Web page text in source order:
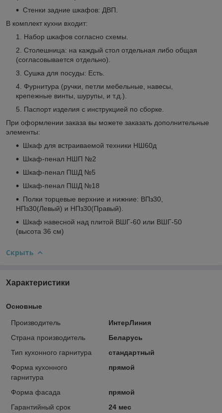
Стенки задние шкафов: ДВП.
В комплект кухни входит:
Набор шкафов согласно схемы.
Столешница: на каждый стол отдельная либо общая
(согласовывается отдельно).
Сушка для посуды: Есть.
Фурнитура (ручки, петли мебельные, навесы,
крепежные винты, шурупы, и т.д.).
Паспорт изделия с инструкцией по сборке.
При оформлении заказа вы можете заказать дополнительные
элементы:
Шкаф для встраиваемой техники НШ60д
Шкаф-пенал НШП №2
Шкаф-пенал ПШД №5
Шкаф-пенал ПШД №18
Полки торцевые верхние и нижние: ВПз30,
НПз30(Левый) и НПз30(Правый).
Шкаф навесной над плитой ВШГ-60 или ВШГ-50
(высота 36 см)
Скрыть
Характеристики
Основные
Производитель
ИнтерЛиния
Страна производитель
Беларусь
Тип кухонного гарнитура
стандартный
Форма кухонного
гарнитура
прямой
Форма фасада
прямой
Гарантийный срок
24 мес